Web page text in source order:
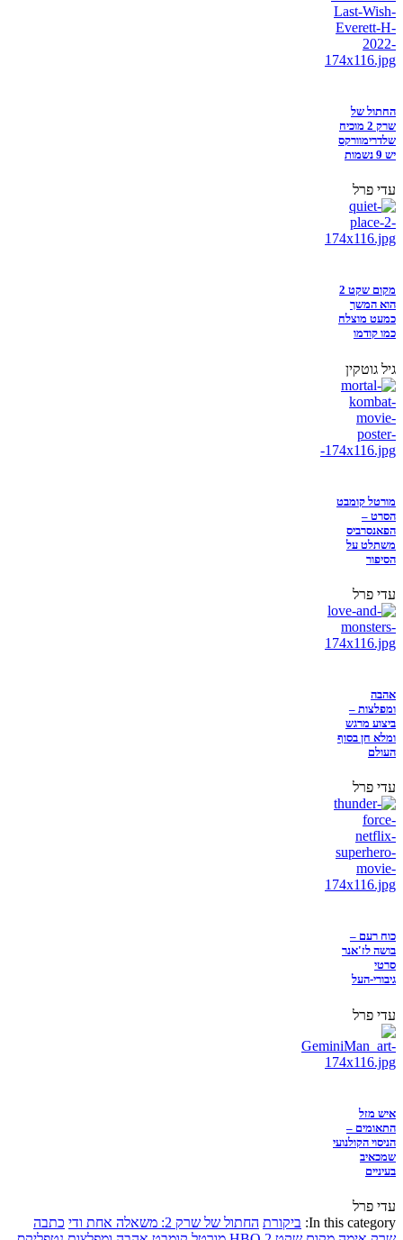
החתול של
שרק 2 מוכיח
שלדרימוורקס
יש 9 נשמות
עדי פרל
מקום שקט 2
הוא המשך
כמעט מוצלח
כמו קודמו
גיל גוטקין
מורטל קומבט
הסרט –
הפאנסרביס
משתלט על
הסיפור
עדי פרל
אהבה
ומפלצות –
ביצוע מרגש
ומלא חן בסוף
העולם
עדי פרל
כוח רעם –
בושה לז'אנר
סרטי
גיבורי-העל
עדי פרל
איש מזל
התאומים –
הניסוי הקולנועי
שמכאיב
בעיניים
עדי פרל
In this category: ביקורת החתול של שרק 2: משאלה אחת ודי
כתבה